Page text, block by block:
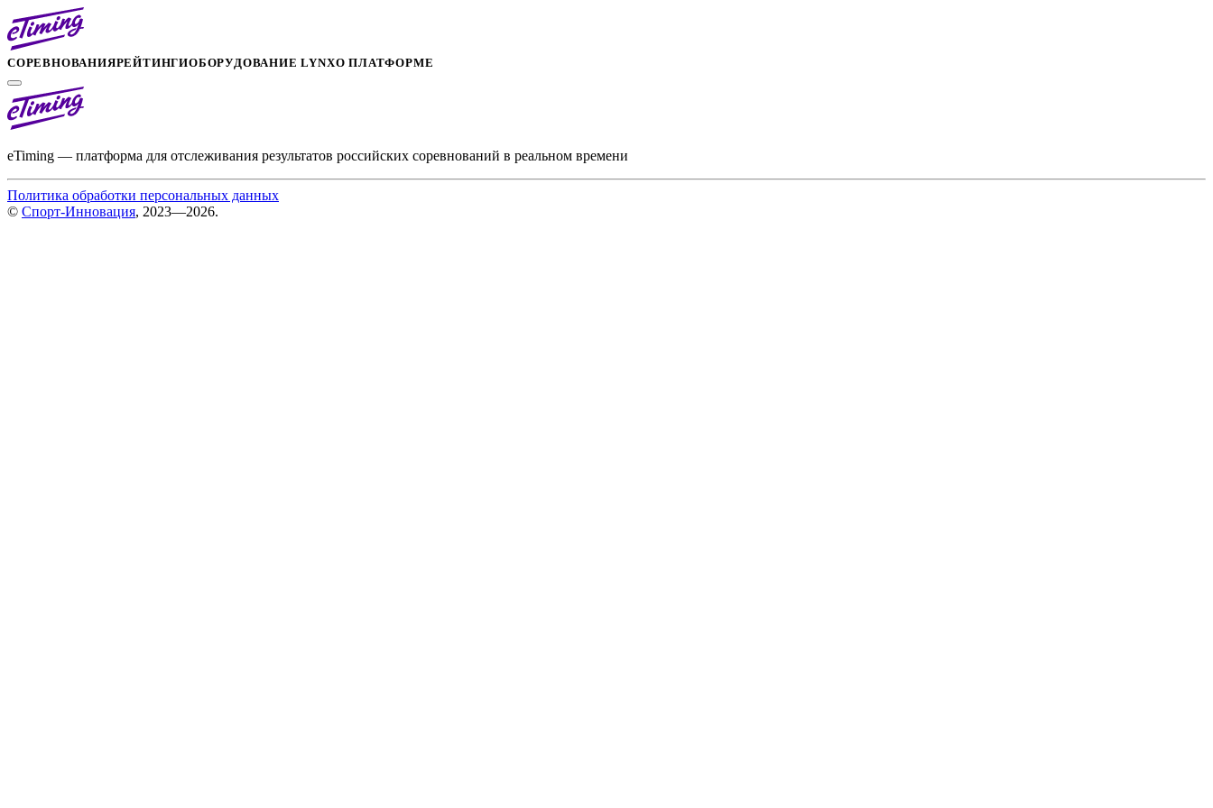
СОРЕВНОВАНИЯРЕЙТИНГИОБОРУДОВАНИЕ LYNXО ПЛАТФОРМЕ
eTiming — платформа для отслеживания результатов российских соревнований в реальном времени
Политика обработки персональных данных
© Спорт-Инновация, 2023—2026.